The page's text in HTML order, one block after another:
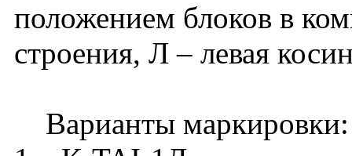
положением блоков в
строения, Л – левая
Варианты маркировки: